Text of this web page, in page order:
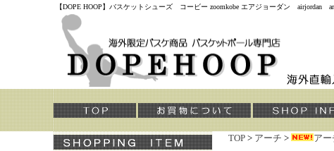
【DOPE HOOP】バスケットシューズ コービー zoomkobe エアジョーダン
TOP > アーチ > ア